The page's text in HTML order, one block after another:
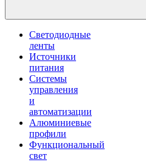
Светодиодные
ленты
Источники
питания
Системы
управления
и
автоматизации
Алюминиевые
профили
Функциональный
свет